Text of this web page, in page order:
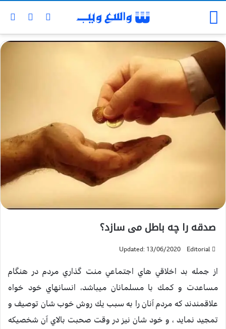
صدقه را چه باطل می سازد؟
Editorial
Updated: 13/06/2020
از جمله بد اخلاقي هاي اجتماعي منت گذاري مردم در هنگام
مساعدت و كمك با مسلمانان ميباشد، انسانهاي خود خواه
علاقمندند كه مردم آنان را به سبب يك روش خوب شان توصيف و
تمجيد نمايد ، و خود شان نيز در وقت صحبت بالاي آن شخصيكه